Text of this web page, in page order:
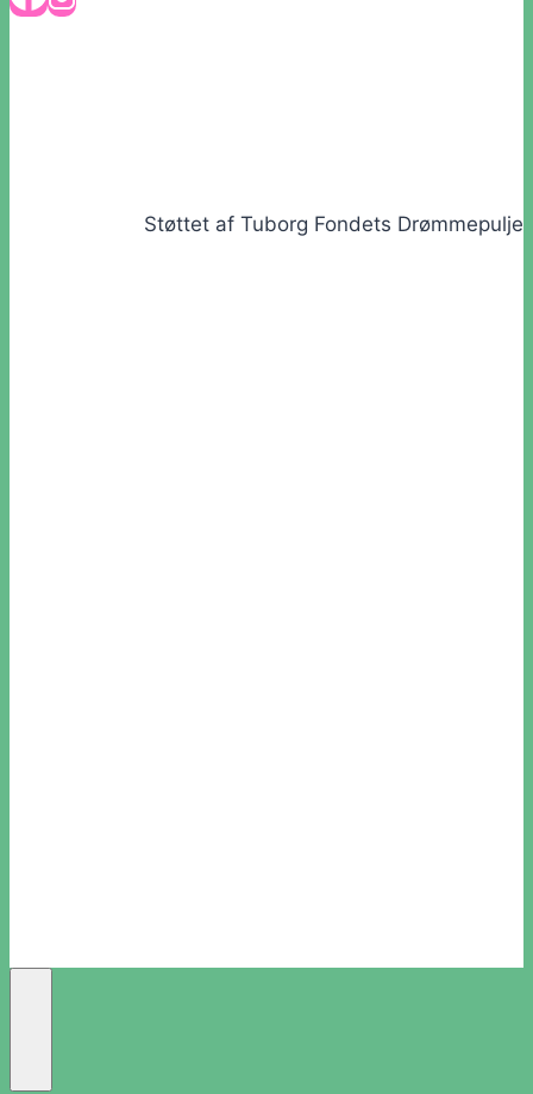
Støttet af Tuborg Fondets Drømmepulje